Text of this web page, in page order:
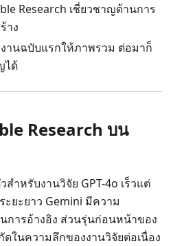
Research เชี่ยวชาญด้านการ
าง
านฉบับแรกให้ภาพรวม ต่อมาก็
ได้
Research บน
ำหรับงานวิจัย GPT-4o เร็วแต่
ยะยาว Gemini มีความ
ารอ้างอิง ส่วนรุ่นก่อนหน้าของ
ดในความลึกของงานวิจัยต่อเนื่อง